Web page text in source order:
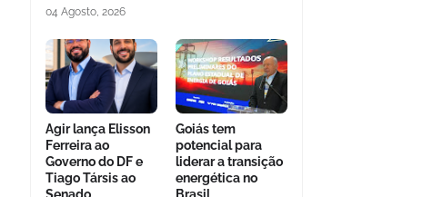
04 Agosto, 2026
Agir lança Elisson
Ferreira ao
Governo do DF e
Tiago Társis ao
Goiás tem
potencial para
liderar a transição
energética no